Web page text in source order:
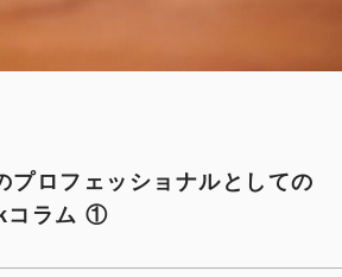
ONLINE SHOP
All Rights Reserved.
プロフェッショナルとしての
コラム ①